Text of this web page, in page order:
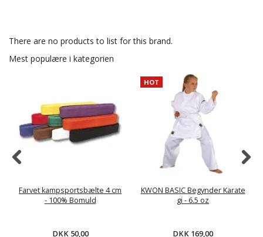
There are no products to list for this brand.
Mest populære i kategorien
Farvet kampsportsbælte 4 cm
- 100% Bomuld
DKK 50,00
HOT
KWON BASIC Begynder Karate
gi - 6.5 oz
DKK 169,00